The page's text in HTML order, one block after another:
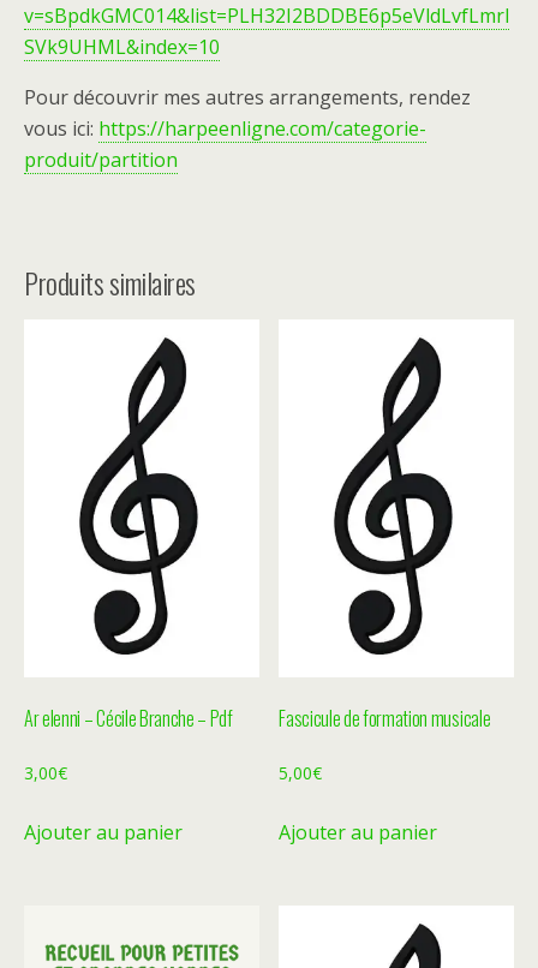
v=sBpdkGMC014&list=PLH32I2BDDBE6p5eVldLvfLmrl
SVk9UHML&index=10
Pour découvrir mes autres arrangements, rendez
vous ici: https://harpeenligne.com/categorie-
produit/partition
Produits similaires
Ar elenni – Cécile Branche – Pdf
3,00€
Ajouter au panier
Fascicule de formation musicale
5,00€
Ajouter au panier